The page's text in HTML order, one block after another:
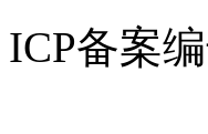
ICP备案编